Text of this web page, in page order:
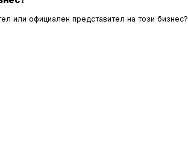
или официален представител на този бизнес?